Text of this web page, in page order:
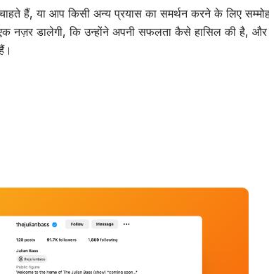
हैं, या आप किसी अन्य प्रयास का समर्थन करने के लिए
नज़र डालेगी, कि उन्होंने अपनी सफलता कैसे हासिल की है,